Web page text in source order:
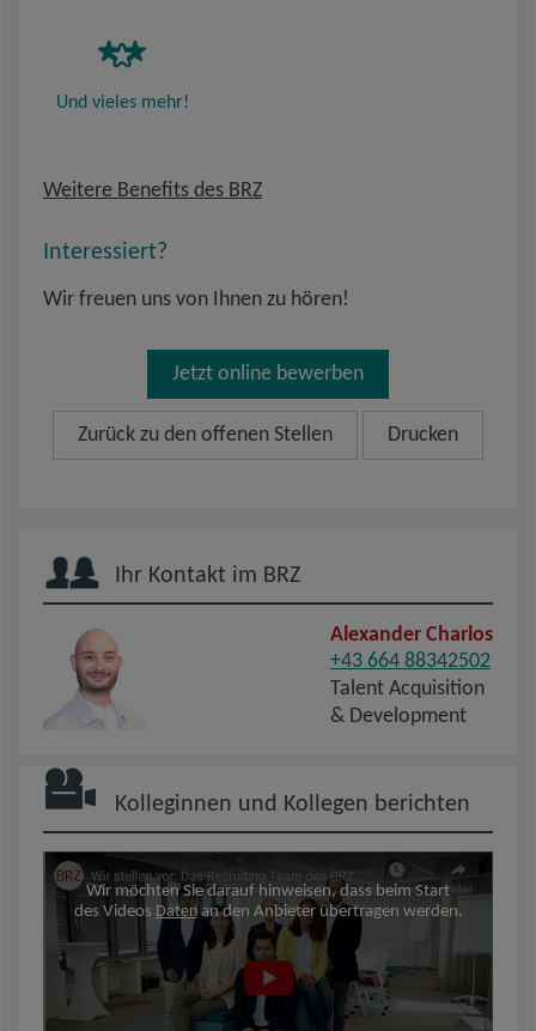
Und vieles mehr!
Weitere Benefits des BRZ
Interessiert?
Wir freuen uns von Ihnen zu hören!
Jetzt online bewerben
Zurück zu den offenen Stellen Drucken
Ihr Kontakt im BRZ
Alexander Charlos
+43 664 88342502
Talent Acquisition
& Development
Kolleginnen und Kollegen berichten
Wir möchten Sie darauf hinweisen, dass beim Start
des Videos Datenan den Anbieter übertragen werden.